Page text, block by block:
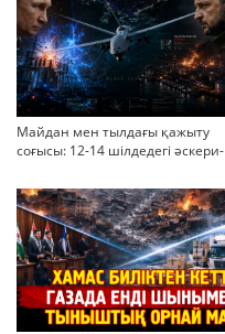
Майдан мен тылдағы қажыту
соғысы: 12-14 шілдедегі әскери-